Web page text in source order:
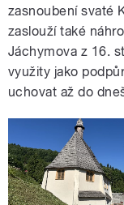
zasnoubení svaté
zaslouží také
Jáchymova z 16.
využity jako
uchovat až do